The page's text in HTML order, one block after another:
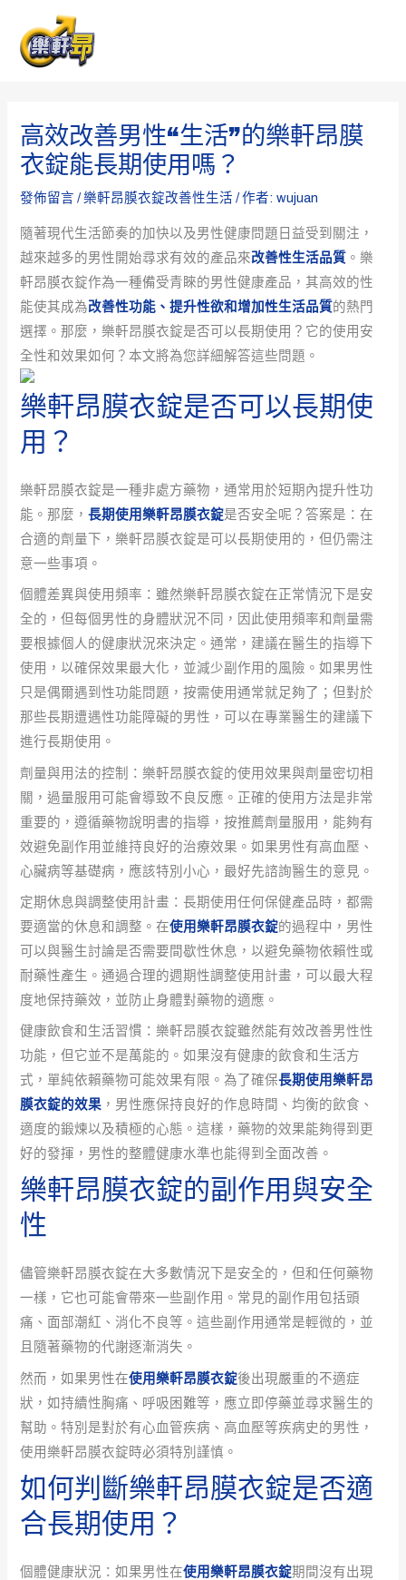
高效改善男性“生活”的樂軒昂膜
衣錠能長期使用嗎？
發佈留言 /樂軒昂膜衣錠改善性生活 / 作者:wujuan
隨著現代生活節奏的加快以及男性健康問題日益受到關注，
越來越多的男性開始尋求有效的產品來改善性生活品質 。樂
軒昂膜衣錠作為一種備受青睞的男性健康產品，其高效的性
能使其成為改善性功能、提升性欲和增加性生活品質的熱門
選擇。那麼，樂軒昂膜衣錠是否可以長期使用？它的使用安
全性和效果如何？本文將為您詳細解答這些問題。
樂軒昂膜衣錠是否可以長期使
用？
樂軒昂膜衣錠是一種非處方藥物，通常用於短期內提升性功
能。那麼，長期使用樂軒昂膜衣錠是否安全呢？答案是：在
合適的劑量下，樂軒昂膜衣錠是可以長期使用的，但仍需注
意一些事項。
個體差異與使用頻率：雖然樂軒昂膜衣錠在正常情況下是安
全的，但每個男性的身體狀況不同，因此使用頻率和劑量需
要根據個人的健康狀況來決定。通常，建議在醫生的指導下
使用，以確保效果最大化，並減少副作用的風險。如果男性
只是偶爾遇到性功能問題，按需使用通常就足夠了；但對於
那些長期遭遇性功能障礙的男性，可以在專業醫生的建議下
進行長期使用。
劑量與用法的控制：樂軒昂膜衣錠的使用效果與劑量密切相
關，過量服用可能會導致不良反應。正確的使用方法是非常
重要的，遵循藥物說明書的指導，按推薦劑量服用，能夠有
效避免副作用並維持良好的治療效果。如果男性有高血壓、
心臟病等基礎病，應該特別小心，最好先諮詢醫生的意見。
定期休息與調整使用計畫：長期使用任何保健產品時，都需
要適當的休息和調整。在使用樂軒昂膜衣錠的過程中，男性
可以與醫生討論是否需要間歇性休息，以避免藥物依賴性或
耐藥性產生。通過合理的週期性調整使用計畫，可以最大程
度地保持藥效，並防止身體對藥物的適應。
健康飲食和生活習慣：樂軒昂膜衣錠雖然能有效改善男性性
功能，但它並不是萬能的。如果沒有健康的飲食和生活方
式，單純依賴藥物可能效果有限。為了確保長期使用樂軒昂
膜衣錠的效果 ，男性應保持良好的作息時間、均衡的飲食、
適度的鍛煉以及積極的心態。這樣，藥物的效果能夠得到更
好的發揮，男性的整體健康水準也能得到全面改善。
樂軒昂膜衣錠的副作用與安全
性
儘管樂軒昂膜衣錠在大多數情況下是安全的，但和任何藥物
一樣，它也可能會帶來一些副作用。常見的副作用包括頭
痛、面部潮紅、消化不良等。這些副作用通常是輕微的，並
且隨著藥物的代謝逐漸消失。
然而，如果男性在使用樂軒昂膜衣錠後出現嚴重的不適症
狀，如持續性胸痛、呼吸困難等，應立即停藥並尋求醫生的
幫助。特別是對於有心血管疾病、高血壓等疾病史的男性，
使用樂軒昂膜衣錠時必須特別謹慎。
如何判斷樂軒昂膜衣錠是否適
合長期使用？
個體健康狀況：如果男性在使用樂軒昂膜衣錠期間沒有出現
navigation